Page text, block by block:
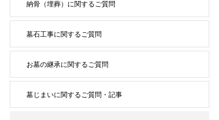
納骨（埋葬）に関するご質問
墓石工事に関するご質問
お墓の継承に関するご質問
墓じまいに関するご質問・記事